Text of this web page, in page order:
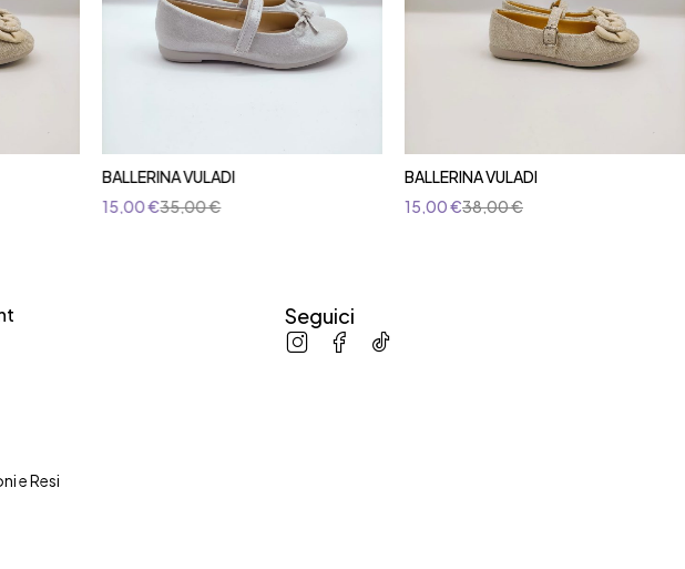
BALLERINA VULADI
35,00€
15,00€
BALLERINA VULADI
38,00€
15,00€
e Resi
Seguici